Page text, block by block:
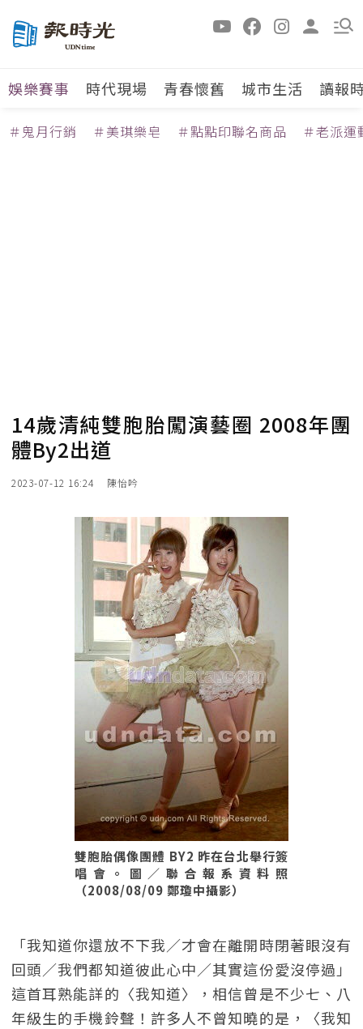
娛樂賽事 時代現場 青春懷舊 城市生活 讀報
＃鬼月行銷 ＃美琪樂皂 ＃點點印聯名商品 ＃老派運
14歲清純雙胞胎闖演藝圈 2008年團
體By2出道
2023-07-12 16:24 陳怡吟
雙胞胎偶像團體 BY2 昨在台北舉行簽
唱會。圖／聯合報系資料照
（2008/08/09 鄭瓊中攝影）
「我知道你還放不下我／才會在離開時閉著眼沒有
回頭／我們都知道彼此心中／其實這份愛沒停過」
這首耳熟能詳的〈我知道〉，相信曾是不少七、八
年級生的手機鈴聲！許多人不曾知曉的是，〈我知